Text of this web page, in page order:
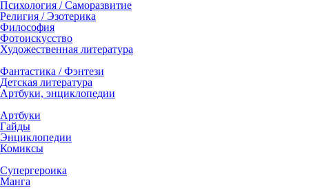
Психология / Саморазвитие
Религия / Эзотерика
Философия
Фотоискусство
Художественная литература
Фантастика / Фэнтези
Детская литература
Артбуки, энциклопедии
Артбуки
Гайды
Энциклопедии
Комиксы
Супергероика
Манга